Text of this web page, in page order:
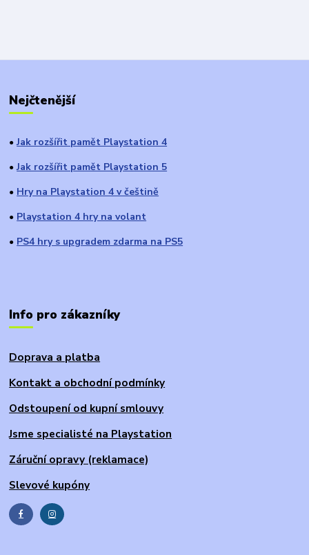
Nejčtenější
● Jak rozšířit pamět Playstation 4
● Jak rozšířit pamět Playstation 5
● Hry na Playstation 4 v češtině
● Playstation 4 hry na volant
● PS4 hry s upgradem zdarma na PS5
Info pro zákazníky
Doprava a platba
Kontakt a obchodní podmínky
Odstoupení od kupní smlouvy
Jsme specialisté na Playstation
Záruční opravy (reklamace)
Slevové kupóny